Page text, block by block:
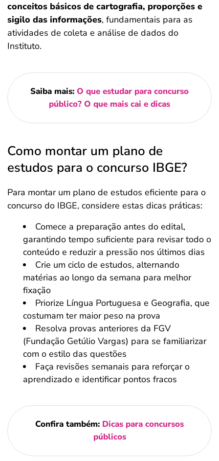
conceitos básicos de cartografia, proporções e
sigilo das informações, fundamentais para as
atividades de coleta e análise de dados do
Instituto.
Saiba mais: O que estudar para concurso
público​? O que mais cai e dicas
Como montar um plano de
estudos para o concurso IBGE?
Para montar um plano de estudos eficiente para o
concurso do IBGE, considere estas dicas práticas:
Comece a preparação antes do edital,
garantindo tempo suficiente para revisar todo o
conteúdo e reduzir a pressão nos últimos dias
Crie um ciclo de estudos, alternando
matérias ao longo da semana para melhor
fixação
Priorize Língua Portuguesa e Geografia, que
costumam ter maior peso na prova
Resolva provas anteriores da FGV
(Fundação Getúlio Vargas) para se familiarizar
com o estilo das questões
Faça revisões semanais para reforçar o
aprendizado e identificar pontos fracos
Confira também: Dicas para concursos
públicos